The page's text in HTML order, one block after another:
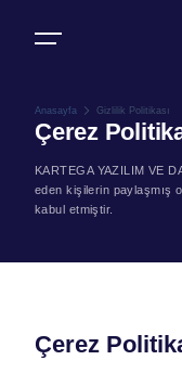
Anasayfa Gizlilik Politikası
Çerez
KARTEGA YAZILIM VE
eden kişilerin paylaşmış
kabul etmiştir.
Çerez